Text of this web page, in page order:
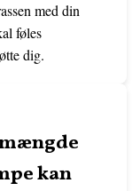
med din
føles
dig.
kan